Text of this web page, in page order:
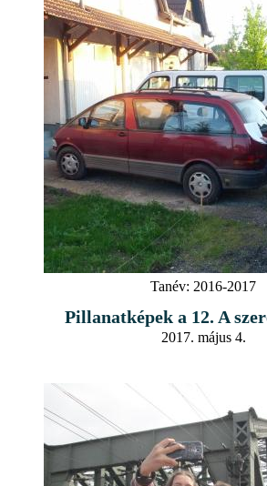
Tanév: 2016-2017
Pillanatképek a 12. A
2017. május 4.